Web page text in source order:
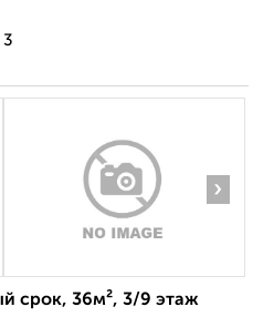
3
›
срок, 36м², 3/9 этаж